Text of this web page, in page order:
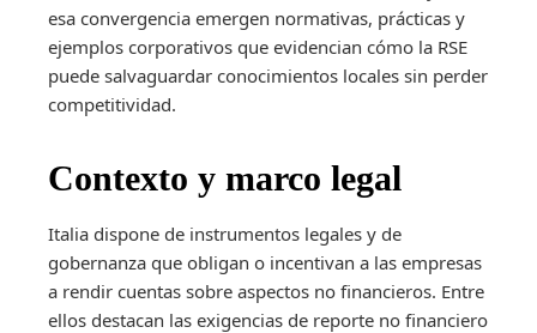
esa convergencia emergen normativas, prácticas y
ejemplos corporativos que evidencian cómo la RSE
puede salvaguardar conocimientos locales sin perder
competitividad.
Contexto y marco legal
Italia dispone de instrumentos legales y de
gobernanza que obligan o incentivan a las empresas
a rendir cuentas sobre aspectos no financieros. Entre
ellos destacan las exigencias de reporte no financiero